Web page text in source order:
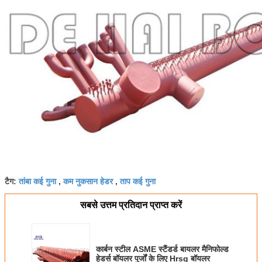
टैग:तांबा कई गुना,कम नुकसान हेडर,ताप कई गुना
सबसे उत्तम प्रतिदान प्राप्त करें
कार्बन स्टील ASME स्टैंडर्ड बायलर मैनिफोल्ड
हेडर्स बॉयलर पुर्जों के लिए Hrsg बॉयलर